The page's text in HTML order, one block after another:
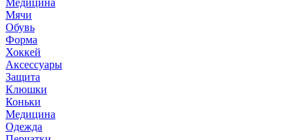
Медицина
Мячи
Обувь
Форма
Хоккей
Аксессуары
Защита
Клюшки
Коньки
Медицина
Одежда